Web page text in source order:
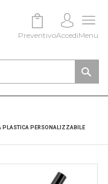
PreventivoAccediMenu
PLASTICA PERSONALIZZABILE